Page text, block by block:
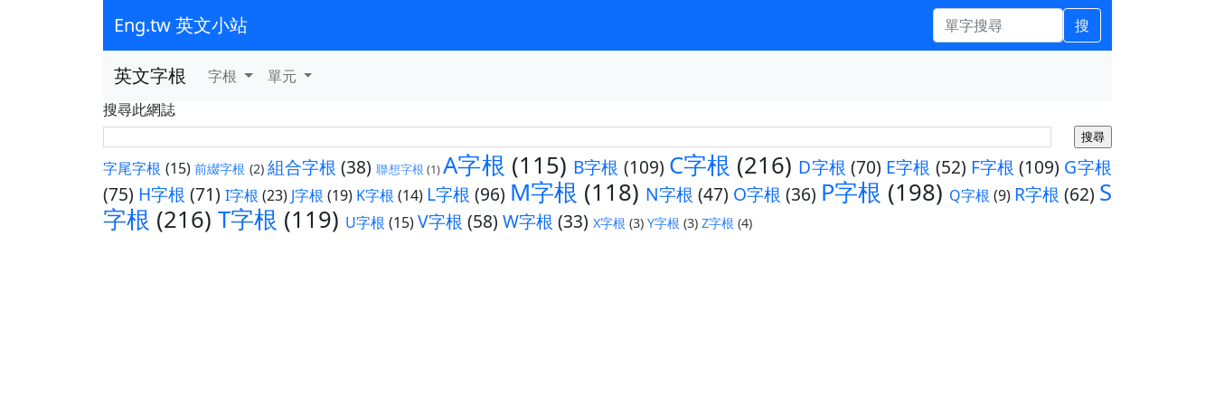
Eng.tw 英文小站 搜
英文字根 字根
單元
搜尋此網誌
字尾字根 (15) 前綴字根 (2) 組合字根 (38) 聯想字根 (1)A字根 (115) B字根 (109) C字根 (216) D字根 (70) E字根 (52) F字根 (109) G字根
(75) H字根 (71) I字根 (23) J字根 (19) K字根 (14) L字根 (96) M字根 (118) N字根 (47) O字根 (36) P字根 (198) Q字根 (9) R字根 (62) S
字根 (216) T字根 (119) U字根 (15)V字根 (58) W字根 (33) X字根 (3) Y字根 (3) Z字根 (4)